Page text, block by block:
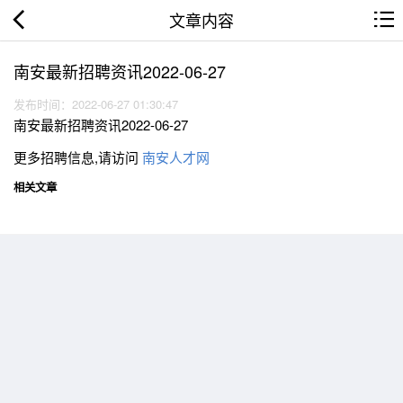
文章内容
南安最新招聘资讯2022-06-27
发布时间：2022-06-27 01:30:47
南安最新招聘资讯2022-06-27
更多招聘信息,请访问 南安人才网
相关文章